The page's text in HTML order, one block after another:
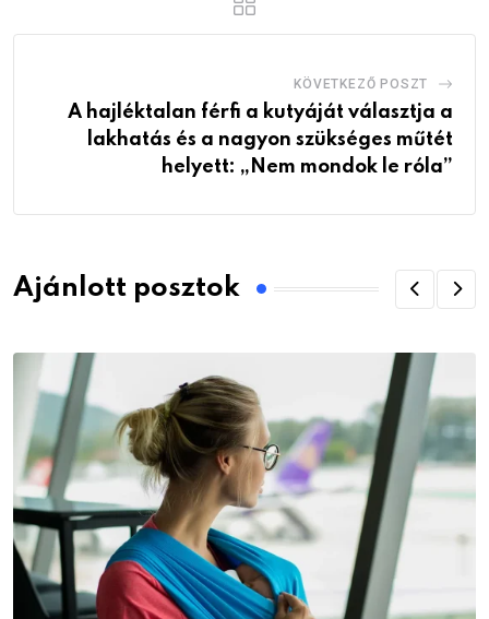
KÖVETKEZŐ POSZT
A hajléktalan férfi a kutyáját választja a
lakhatás és a nagyon szükséges műtét
helyett: „Nem mondok le róla”
Ajánlott posztok